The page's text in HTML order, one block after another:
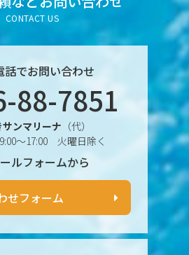
CONTACT US
話でお問い合わせ
88-7851
サンマリーナ （代）
〜17:00 火曜日除く
ルフォームから
せフォーム